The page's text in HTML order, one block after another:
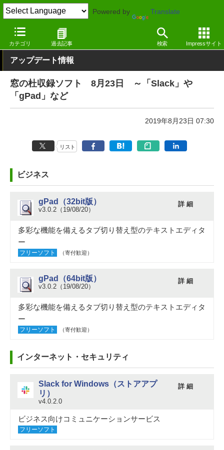
Powered by Translate
カテゴリ 過去記事 検索 Impressサイト
窓の杜 その他の話題 アップデート
アップデート情報
窓の杜収録ソフト 8月23日 ～「Slack」や
「gPad」など
2019年8月23日 07:30
リスト
ビジネス
gPad（32bit版）
v3.0.2（19/08/20）
詳 細
多彩な機能を備えるタブ切り替え型のテキストエディタ
ー
フリーソフト （寄付歓迎）
gPad（64bit版）
v3.0.2（19/08/20）
詳 細
多彩な機能を備えるタブ切り替え型のテキストエディタ
ー
フリーソフト （寄付歓迎）
インターネット・セキュリティ
Slack for Windows（ストアアプ
リ）
v4.0.2.0
詳 細
ビジネス向けコミュニケーションサービス
フリーソフト